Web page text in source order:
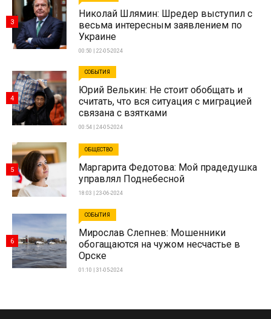
Николай Шлямин: Шредер выступил с
весьма интересным заявлением по
Украине
00:50 | 22-05-2024
3
СОБЫТИЯ
Юрий Велькин: Не стоит обобщать и
считать, что вся ситуация с миграцией
связана с взятками
00:54 | 24-05-2024
4
ОБЩЕСТВО
Маргарита Федотова: Мой прадедушка
управлял Поднебесной
18:03 | 23-06-2024
5
СОБЫТИЯ
Мирослав Слепнев: Мошенники
обогащаются на чужом несчастье в
Орске
01:10 | 31-05-2024
6